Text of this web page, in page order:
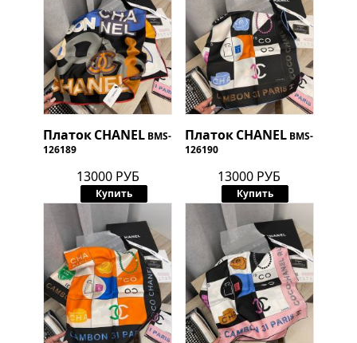
ПлатокCHANEL BMS-
126189
13000 РУБ
Купить
Платок CHANEL BMS-
126190
13000 РУБ
Купить